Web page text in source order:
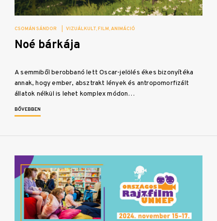
CSOMÁN SÁNDOR VIZUÁLKULT FILM ANIMÁCIÓ
Noé bárkája
A semmiből berobbanó lett Oscar-jelölés ékes bizonyítéka
annak, hogy ember, absztrakt lények és antropomorfizált
állatok nélkül is lehet komplex módon…
BŐVEBBEN